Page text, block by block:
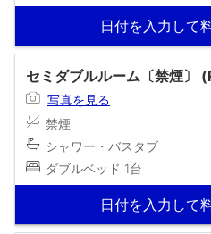
日付を入力して
セミダブルルーム〔禁煙〕
写真を見る
禁煙
シャワー・バスタブ
ダブルベッド 1台
日付を入力して